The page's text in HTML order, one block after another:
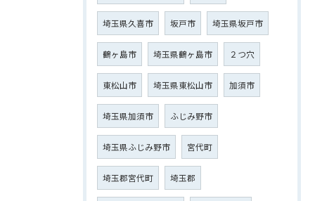
埼玉県久喜市 坂戸市 埼玉県坂戸市
鶴ヶ島市 埼玉県鶴ヶ島市 ２つ穴
東松山市 埼玉県東松山市 加須市
埼玉県加須市 ふじみ野市
埼玉県ふじみ野市 宮代町
埼玉郡宮代町 埼玉郡